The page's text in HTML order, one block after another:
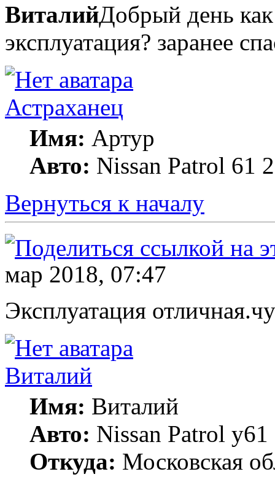
ВиталийДобрый день как
эксплуатация? заранее
Астраханец
Имя: Артур
Авто: Nissan Patrol 61
Вернуться к началу
мар 2018, 07:47
Эксплуатация
Виталий
Имя: Виталий
Авто: Nissan Patrol
Откуда: Московская